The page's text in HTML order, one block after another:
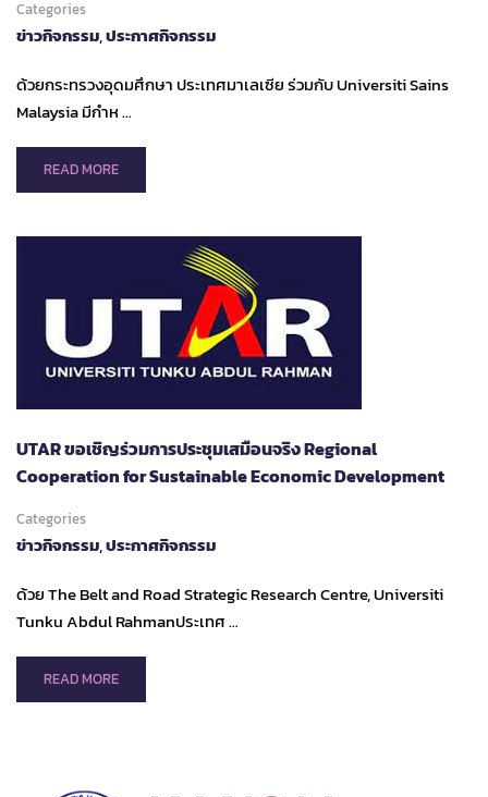
เป้า
หมาย
การ
พัฒนา
เพื่อ
ส่ง
เสริม
รอบ
ประจำ
2566
Categories
ข่าวกิจกรรม,ประกาศกิจกรรม
ด้วยกระทรวงอุดมศึกษา ประเทศมาเลเซีย ร่วมกับ Universiti Sains
Malaysia มีกำห …
READ
MORE
CALL
&
TO
JOIN
AIMS
INTERNATIONAL
(AIC)
2021
17TH
DECEMBER
READ MORE
UTAR ขอเชิญร่วมการประชุมเสมือนจริง Regional
Cooperation for Sustainable Economic Development
Categories
ข่าวกิจกรรม,ประกาศกิจกรรม
ด้วย The Belt and Road Strategic Research Centre, Universiti
Tunku Abdul Rahmanประเทศ …
READ
MORE
READ MORE